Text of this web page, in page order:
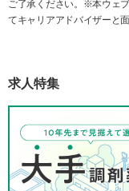
ご了承ください。※本ウェ
てキャリアアドバイザーと
求人特集